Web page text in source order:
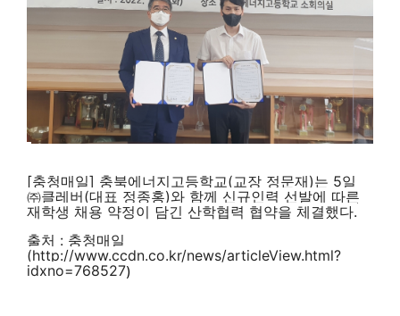
[충청매일] 충북에너지고등학교(교장 정문재)는 5일
㈜클레버(대표 정종홍)와 함께 신규인력 선발에 따른
재학생 채용 약정이 담긴 산학협력 협약을 체결했다.
출처 : 충청매일
(http://www.ccdn.co.kr/news/articleView.html?
idxno=768527)